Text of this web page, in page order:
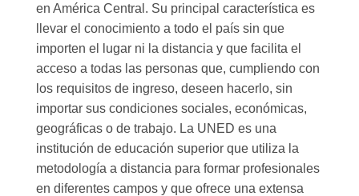
en América Central. Su principal característica es
llevar el conocimiento a todo el país sin que
importen el lugar ni la distancia y que facilita el
acceso a todas las personas que, cumpliendo con
los requisitos de ingreso, deseen hacerlo, sin
importar sus condiciones sociales, económicas,
geográficas o de trabajo. La UNED es una
institución de educación superior que utiliza la
metodología a distancia para formar profesionales
en diferentes campos y que ofrece una extensa